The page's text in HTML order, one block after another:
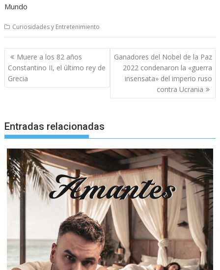
Mundo
Curiosidades y Entretenimiento
Navegación
de
entradas
Muere a los 82 años
Constantino II, el último rey de
Grecia
Ganadores del Nobel de la Paz
2022 condenaron la «guerra
insensata» del imperio ruso
contra Ucrania
Entradas relacionadas